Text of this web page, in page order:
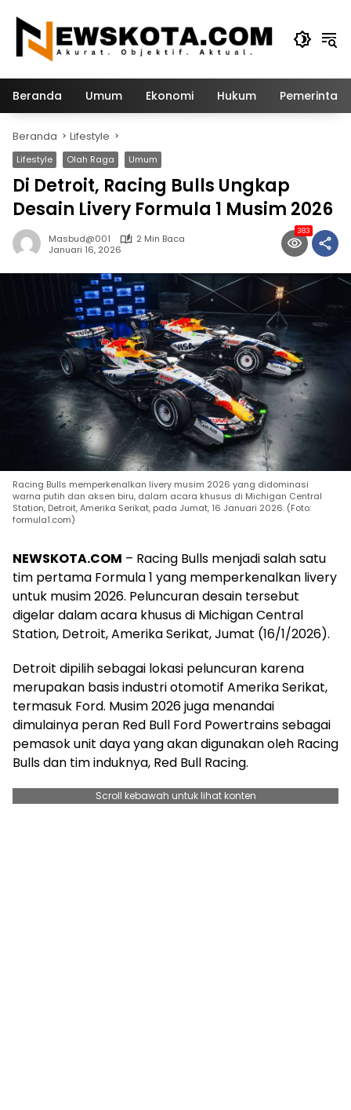
konten
Beranda Umum Ekonomi Hukum
Beranda Lifestyle
Lifestyle Olah Raga Umum
Di Detroit, Racing Bulls Ungkap
Desain Livery Formula 1 Musim 2026
Masbud@001
2 Min Baca
Januari 16, 2026
383
Racing Bulls memperkenalkan livery musim 2026 yang didominasi
warna putih dan aksen biru, dalam acara khusus di Michigan Central
Station, Detroit, Amerika Serikat, pada Jumat, 16 Januari 2026. (Foto:
formula1.com)
NEWSKOTA.COM – Racing Bulls menjadi salah satu
tim pertama Formula 1 yang memperkenalkan livery
untuk musim 2026. Peluncuran desain tersebut
digelar dalam acara khusus di Michigan Central
Station, Detroit, Amerika Serikat, Jumat (16/1/2026).
Detroit dipilih sebagai lokasi peluncuran karena
merupakan basis industri otomotif Amerika Serikat,
termasuk Ford. Musim 2026 juga menandai
dimulainya peran Red Bull Ford Powertrains sebagai
pemasok unit daya yang akan digunakan oleh Racing
Bulls dan tim induknya, Red Bull Racing.
Scroll kebawah untuk lihat konten